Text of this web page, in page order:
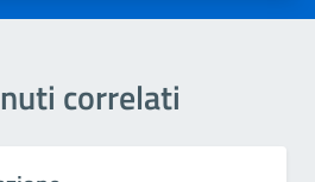
correlati